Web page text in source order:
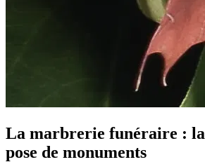
La marbrerie funéraire :
pose de monuments